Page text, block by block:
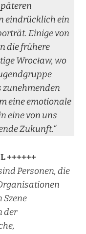
eindrücklich ein
Einige von
die frühere
Wrocław, wo
zunehmenden
eine emotionale
eine von uns
Zukunft.“
++++++
Personen, die
der